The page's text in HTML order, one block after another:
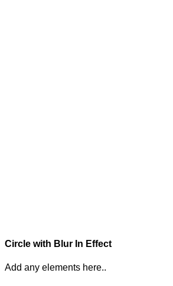
Circle with Blur In Effect
Add any elements here..